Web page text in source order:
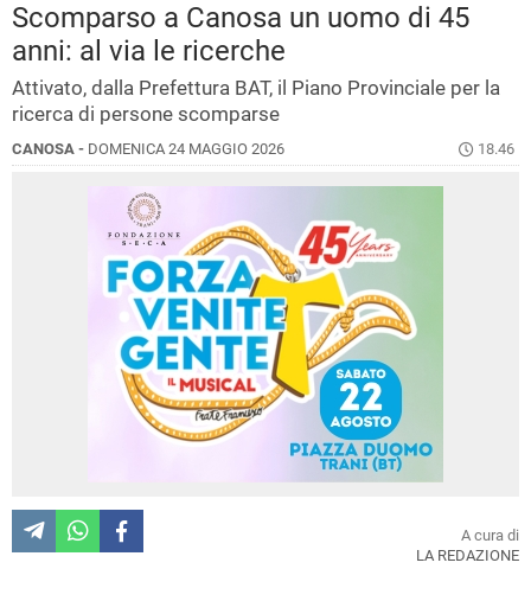
Scomparso a Canosa un uomo di 45
anni: al via le ricerche
Attivato, dalla Prefettura BAT, il Piano Provinciale per la
ricerca di persone scomparse
CANOSA - DOMENICA 24 MAGGIO 2026 18.46
A cura di
LA REDAZIONE